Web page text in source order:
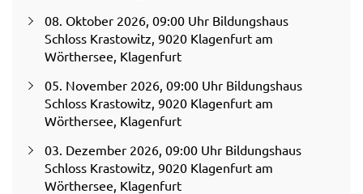
08. Oktober 2026, 09:00 Uhr Bildungshaus
Schloss Krastowitz, 9020 Klagenfurt am
Wörthersee, Klagenfurt
05. November 2026, 09:00 Uhr Bildungshaus
Schloss Krastowitz, 9020 Klagenfurt am
Wörthersee, Klagenfurt
03. Dezember 2026, 09:00 Uhr Bildungshaus
Schloss Krastowitz, 9020 Klagenfurt am
Wörthersee, Klagenfurt